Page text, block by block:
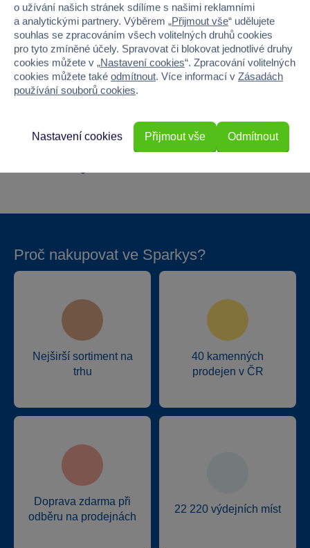
Pohlaví HOLKA, KLUK
Materiál PLAST
Šířka 28
Hloubka 9
Proč nakupovat ve Sparkys?
Nejširší sortiment na
trhu
40 kamenných
prodejen v ČR
Doprava zdarma při
odběru na prodejnách
22 220 výdejních míst
o užívání našich stránek sdílíme s našimi reklamními
a analytickými partnery. Výběrem „Přijmout vše“ udělujete
souhlas se zpracováním všech volitelných druhů cookies
pro tyto zmíněné účely. Spravovat či blokovat jednotlivé druhy
cookies můžete v „Nastavení cookies“. Zpracování volitelných
cookies můžete také odmítnout. Více informací v Zásadách
používání souborů cookies.
Odmítnout
Nastavení cookies Přijmout vše